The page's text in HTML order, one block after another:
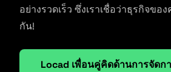
อย่างรวดเร็ว ซึ่งเราเชื่อว่าธุรกิจข
กัน!
Locad เพื่อนคู่คิดด้านการจัดก